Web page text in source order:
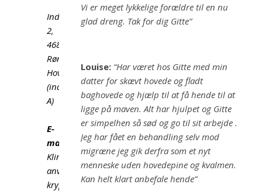
Industrivej
2,
4683
Rønnede
Hovedindgangen
(indgang
A)
E-
mail:
Klinikken
anvender
krypteret
Vi er meget lykkelige forældre til en nu
glad dreng. Tak for dig Gitte”
Louise: “Har været hos Gitte med min
datter for skævt hovede og fladt
baghovede og hjælp til at få hende til at
ligge på maven. Alt har hjulpet og Gitte
er simpelhen så sød og go til sit arbejde .
Jeg har fået en behandling selv mod
migræne jeg gik derfra som et nyt
menneske uden hovedepine og kvalmen.
Kan helt klart anbefale hende”